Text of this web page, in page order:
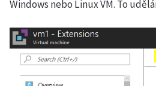
Windows nebo Linux VM. To